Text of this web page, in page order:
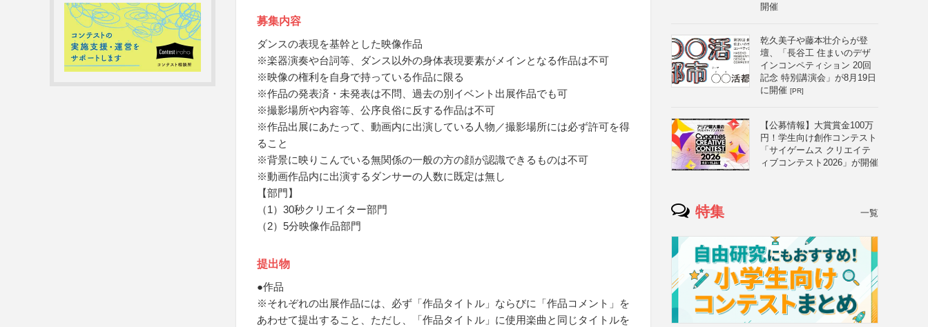
募集内容
ダンスの表現を基幹とした映像作品
※楽器演奏や台詞等、ダンス以外の身体表現要素がメインとなる作品は不可
※映像の権利を自身で持っている作品に限る
※作品の発表済・未発表は不問、過去の別イベント出展作品でも可
※撮影場所や内容等、公序良俗に反する作品は不可
※作品出展にあたって、動画内に出演している人物／撮影場所には必ず許可を得
ること
※背景に映りこんでいる無関係の一般の方の顔が認識できるものは不可
※動画作品内に出演するダンサーの人数に既定は無し
【部門】
（1）30秒クリエイター部門
（2）5分映像作品部門
提出物
●作品
※それぞれの出展作品には、必ず「作品タイトル」ならびに「作品コメント」を
あわせて提出すること、ただし、「作品タイトル」に使用楽曲と同じタイトルを
開催
乾久美子や藤本壮介らが登
壇、「長谷工 住まいのデザ
インコンペティション 20回
記念 特別講演会」が8月19日
に開催 [PR]
【公募情報】大賞賞金100万
円！学生向け創作コンテスト
「サイゲームス クリエイテ
ィブコンテスト2026」が開催
特集 一覧